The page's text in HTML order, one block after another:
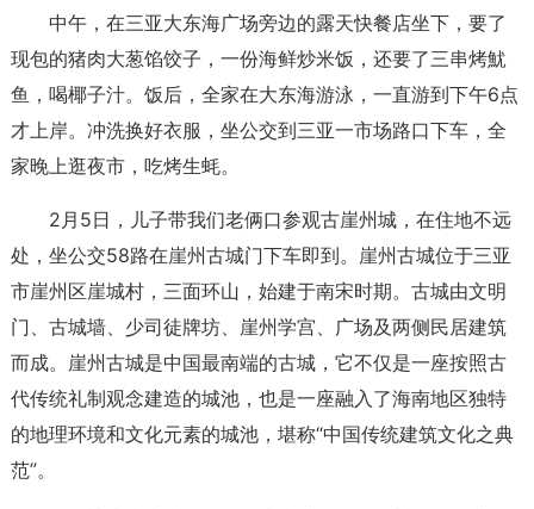
中午，在三亚大东海广场旁边的露天快餐店坐下，要了
现包的猪肉大葱馅饺子，一份海鲜炒米饭，还要了三串烤魷
鱼，喝椰子汁。饭后，全家在大东海游泳，一直游到下午6点
才上岸。冲洗换好衣服，坐公交到三亚一市场路口下车，全
家晚上逛夜市，吃烤生蚝。
2月5日，儿子带我们老俩口参观古崖州城，在住地不远
处，坐公交58路在崖州古城门下车即到。崖州古城位于三亚
市崖州区崖城村，三面环山，始建于南宋时期。古城由文明
门、古城墙、少司徒牌坊、崖州学宫、广场及两侧民居建筑
而成。崖州古城是中国最南端的古城，它不仅是一座按照古
代传统礼制观念建造的城池，也是一座融入了海南地区独特
的地理环境和文化元素的城池，堪称“中国传统建筑文化之典
范”。